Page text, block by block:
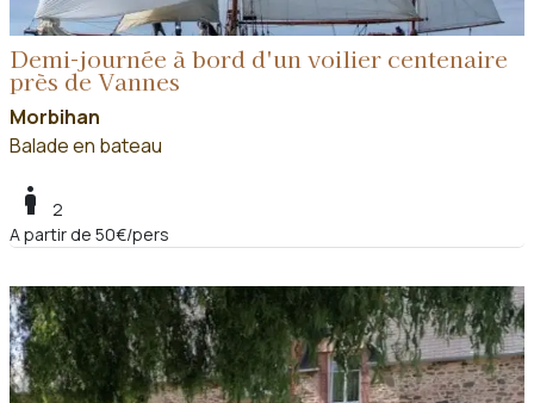
Demi-journée à bord d'un voilier centenaire
près de Vannes
Morbihan
Balade en bateau
boy
2
A partir de 50€/pers